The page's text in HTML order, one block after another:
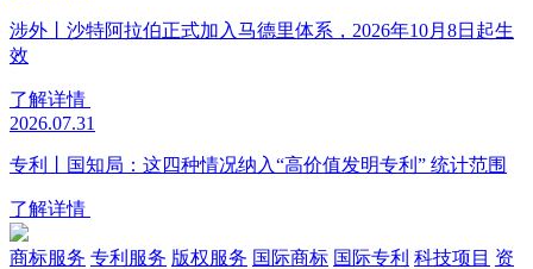
涉外丨沙特阿拉伯正式加入马德里体系，2026年10月8日起生
效
了解详情
2026.07.31
专利丨国知局：这四种情况纳入“高价值发明专利” 统计范围
了解详情
商标服务 专利服务 版权服务 国际商标 国际专利 科技项目 资